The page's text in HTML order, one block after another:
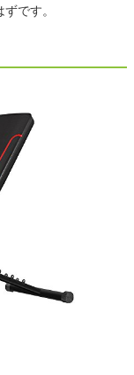
です。